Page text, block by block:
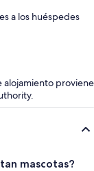
a los huéspedes
alojamiento proviene
mascotas?